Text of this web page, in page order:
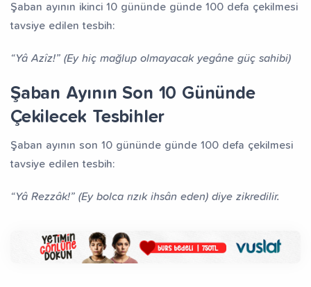
Şaban ayının ikinci 10 gününde günde 100 defa çekilmesi
tavsiye edilen tesbih:
“Yâ Azîz!” (Ey hiç mağlup olmayacak yegâne güç sahibi)
Şaban Ayının Son 10 Gününde
Çekilecek Tesbihler
Şaban ayının son 10 gününde günde 100 defa çekilmesi
tavsiye edilen tesbih:
“Yâ Rezzâk!” (Ey bolca rızık ihsân eden) diye zikredilir.